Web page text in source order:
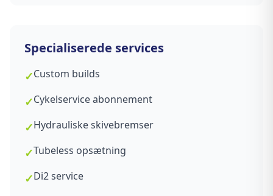
Specialiserede services
✓Custom builds
✓Cykelservice abonnement
✓Hydrauliske skivebremser
✓Tubeless opsætning
✓Di2 service